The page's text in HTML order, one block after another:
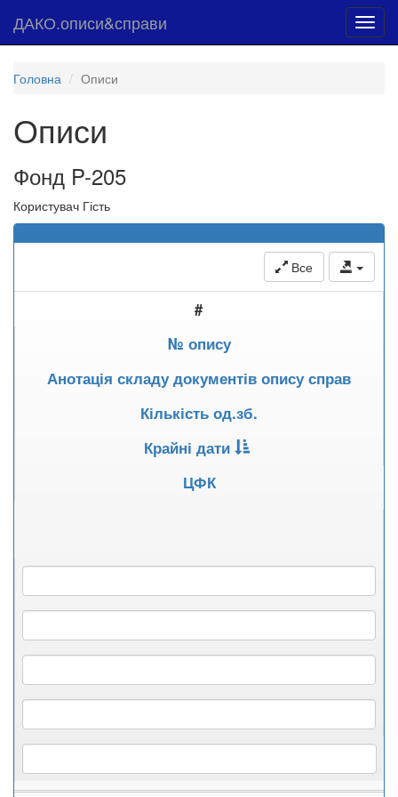
ДАКО.описи&справи
Головна Описи
Описи
Фонд P-205
Користувач Гість
Все
#
№ опису
Анотація складу документів опису справ
Кількість од.зб.
Крайні дати
ЦФК